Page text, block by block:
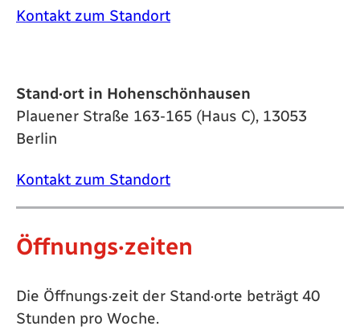
Kontakt zum Standort
Stand·ort in Hohenschönhausen
Plauener Straße 163-165 (Haus C), 13053
Berlin
Kontakt zum Standort
Öffnungs·zeiten
Die Öffnungs·zeit der Stand·orte beträgt 40
Stunden pro Woche.